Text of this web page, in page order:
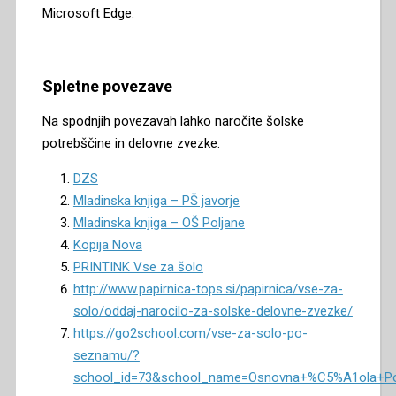
Microsoft Edge.
Spletne povezave
Na spodnjih povezavah lahko naročite šolske
potrebščine in delovne zvezke.
DZS
Mladinska knjiga – PŠ javorje
Mladinska knjiga – OŠ Poljane
Kopija Nova
PRINTINK Vse za šolo
http://www.papirnica-tops.si/papirnica/vse-za-
solo/oddaj-narocilo-za-solske-delovne-zvezke/
https://go2school.com/vse-za-solo-po-
seznamu/?